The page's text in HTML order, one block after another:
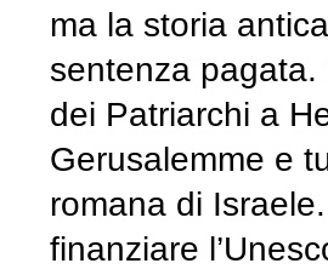
ma la storia
sentenza
dei Patriarchi a
Gerusalemme e
romana di
finanziare